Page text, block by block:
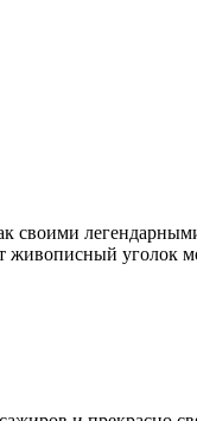
своими
живописный уголок